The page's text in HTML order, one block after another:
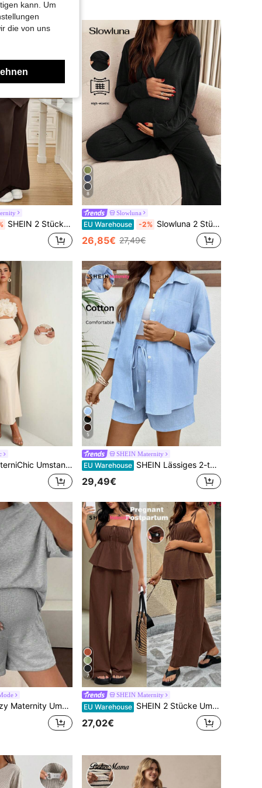
SHEIN 2 Stücke Umstandsmode Set: Einfarbiges asymmetrisches gerafftes T-Shirt und Lässig Hose mit verstellbarem Bund
8
Slowluna
EU Warehouse -2% Slowluna 2 Stücke Umstandsmode einfarbiger Kragen Langarm Einreiher Top und Hose Set
26,85€ 27,49€
einfarbiges Top mit Rüschenkante und verstellbarer Taille Meerjungfrau-Saum Rock elegantes 2-teiliges Set
5
SHEIN Maternity
EU Warehouse SHEIN Lässiges 2-teiliges Umstandsset mit Bluse und Shorts, Drop-Shoulder
29,49€
elastische Taille Kurzarm Top und Shorts lässig Sport Set, 2 Stücke Outfit für den Sommer
7
SHEIN Maternity
EU Warehouse SHEIN 2 Stücke Umstandsmode einfarbiges Träger-Neckholder-Shirt mit Bindedetail und Hose Set, Sommer
27,02€
kann. Um
die von uns